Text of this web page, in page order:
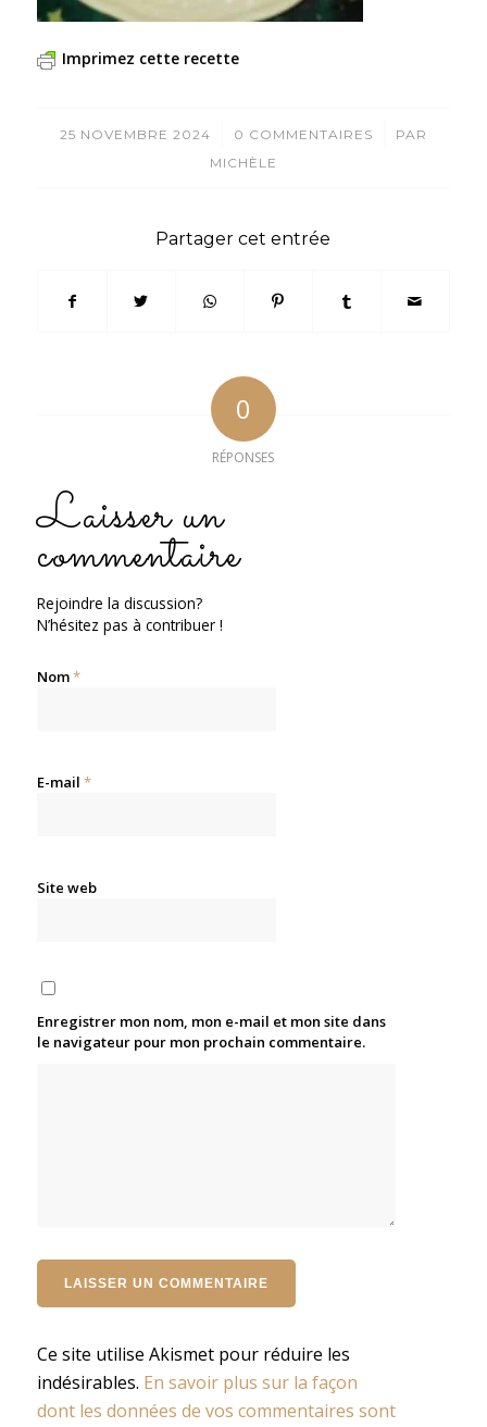
Imprimez cette recette
25 NOVEMBRE 2024
/ 0 COMMENTAIRES
/
PAR
MICHÈLE
Partager cet entrée
0
RÉPONSES
Laisser un
commentaire
Rejoindre la discussion?
N’hésitez pas à contribuer !
Nom*
E-mail *
Site web
Enregistrer mon nom, mon e-mail et mon site dans
le navigateur pour mon prochain commentaire.
Ce site utilise Akismet pour réduire les
indésirables. En savoir plus sur la façon
dont les données de vos commentaires sont